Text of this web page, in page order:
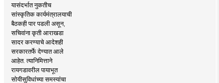
यासंदर्भात नुकतीच
सांस्कृतिक कार्यमंत्रालयाची
बैठकही पार पडली असून,
सचिवांना कृती आराखडा
सादर करण्याचे आदेशही
सरकारतर्फे देण्यात आले
आहेत. त्यानिमित्ताने
रायगडावरील पायाभूत
सोयीसुविधांच्या समस्यांचा